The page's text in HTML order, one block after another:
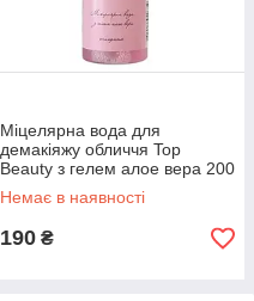
Міцелярна вода для
демакіяжу обличчя Top
Beauty з гелем алое вера 200
мл
Немає в наявності
190 ₴